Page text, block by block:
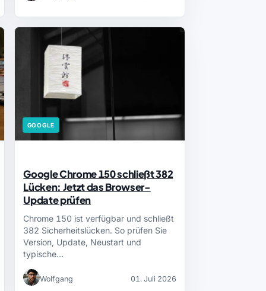
GOOGLE
Google Chrome 150 schließt 382
Lücken: Jetzt das Browser-
Update prüfen
Chrome 150 ist verfügbar und schließt
382 Sicherheitslücken. So prüfen Sie
Version, Update, Neustart und
typische…
Wolfgang 01. Juli 2026